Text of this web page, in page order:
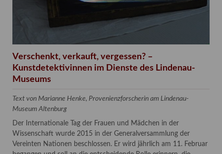
Verschenkt, verkauft, vergessen? –
Kunstdetektivinnen im Dienste des Lindenau-
Museums
Text von Marianne Henke, Provenienzforscherin am Lindenau-
Museum Altenburg
Der Internationale Tag der Frauen und Mädchen in der
Wissenschaft wurde 2015 in der Generalversammlung der
Vereinten Nationen beschlossen. Er wird jährlich am 11. Februar